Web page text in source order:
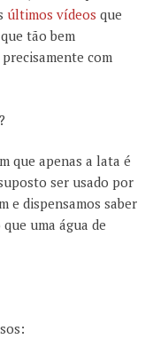
últimos vídeos que
tão bem
com
que apenas a lata é
ser usado por
e dispensamos saber
uma água de